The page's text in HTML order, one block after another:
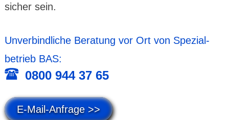
sicher sein.
Unver­bind­liche Beratung vor Ort von Spezial­
betrieb BAS:
0800 944 37 65
E-Mail-Anfrage >>